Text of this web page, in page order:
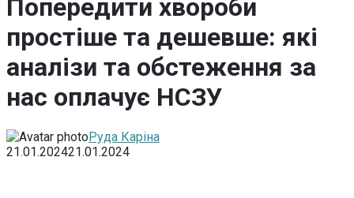
Попередити хвороби
простіше та дешевше: які
аналізи та обстеження за
нас оплачує НСЗУ
Руда Каріна
21.01.202421.01.2024